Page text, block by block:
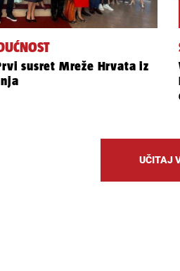
susret Mreže Hrvata iz
UČITAJ